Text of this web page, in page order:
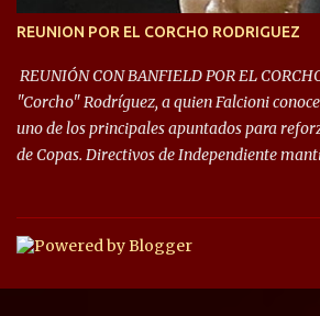
REUNION POR EL CORCHO RODRIGUEZ
REUNIÓN CON BANFIELD POR EL
"Corcho" Rodríguez, a quien Falcioni
uno de los principales apuntados para
de Copas. Directivos de Independiente
préstamo con opción de compra pero, por lo
busca vender al menos el 50% del pase por
1,5 millones de dólares. El volante central